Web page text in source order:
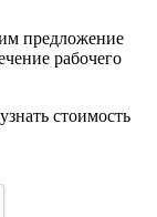
предложение
рабочего
стоимость